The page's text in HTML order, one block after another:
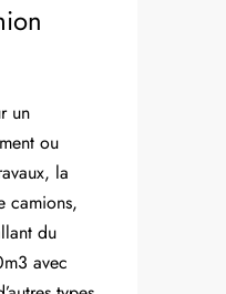
un
ou
la
camions,
du
avec